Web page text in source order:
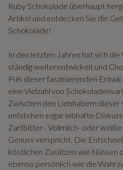
Ruby Schokolade überhaupt
Artikel und entdecken Sie die
Schokolade!
In den letzten Jahren hat sich
ständig weiterentwickelt und
Puls dieser faszinierenden
eine Vielzahl von
Zwischen den Liebhabern
entstehen sogar lebhafte
Zartbitter-, Vollmilch- oder
Genuss verspricht. Die
köstlichen Zusätzen wie Nüssen
ebenso persönlich wie die Wahl